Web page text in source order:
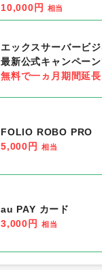
10,000円
相当
エックスサーバービ
最新公式キャンペー
無料で一ヵ月期間延長
FOLIO ROBO PRO
5,000円
相当
au PAY カード
3,000円
相当